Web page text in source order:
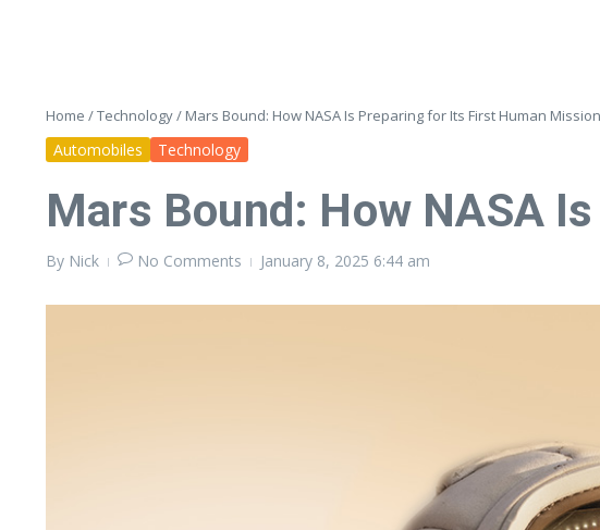
Home /Technology/ Mars Bound: How NASA Is Preparing for Its First Human Mission
Automobiles Technology
Mars Bound: How NASA
By Nick No Comments January 8, 2025 6:44 am